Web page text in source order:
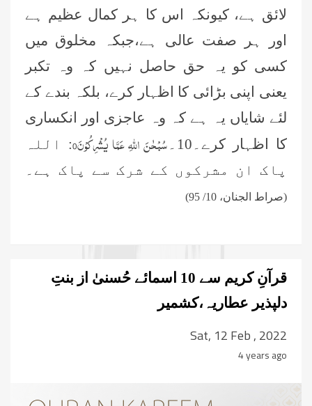
لائق ہے، کیونکہ اس کا ہر کمال عظیم ہے
اور ہر صفت عالی ہے،جبکہ مخلوق میں
کسی کو یہ حق حاصل نہیں کہ وہ تکبر
یعنی اپنی بڑائی کا اظہار کرے، بلکہ بندے کے
لئے شایاں یہ ہے کہ وہ عاجزی اور انکساری
کا اظہار کرے۔10۔
سُبْحٰنَ اللّٰهِ عَمَّا یُشْرِكُوْنَ0 : اللہ
پاک ان مشرکوں کے شرک سے پاک ہے۔
(صراط الجنان، 10/ 95)
قرآنِ کریم سے 10 اسمائے حُسنیٰ از بنتِ
دلپذیر عطاریہ،کشمیر
Sat, 12 Feb , 2022
4 years ago